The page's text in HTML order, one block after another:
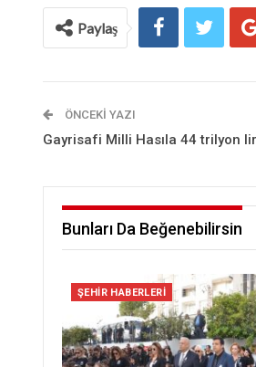
Paylaş
ÖNCEKI YAZI
Gayrisafi Milli Hasıla 44 trilyon
Bunları Da Beğenebilirsin
ŞEHIR HABERLERI